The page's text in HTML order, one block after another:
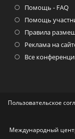
Помощь - FAQ
Помощь
Правила
Реклама на
Все
Пользовательское
Международный